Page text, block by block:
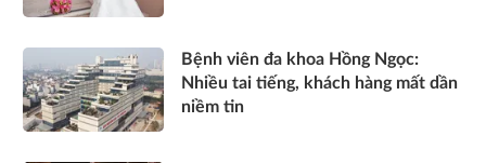
Bệnh viên đa khoa Hồng Ngọc:
Nhiều tai tiếng, khách hàng mất dần
niềm tin